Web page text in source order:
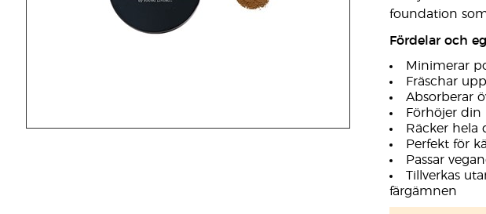
foundation
Fördelar och
Minimerar
Fräschar
Absorberar
Förhöjer
Räcker hela
Perfekt för
Passar
Tillverkas
färgämnen